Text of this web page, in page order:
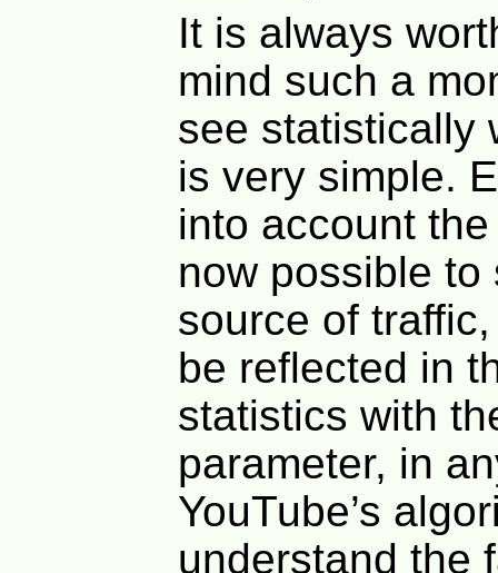
It is always
mind such a
see statistically
is very simple.
into account the
now possible to
source of
be reflected in
statistics with
parameter, in
YouTube’s
understand the